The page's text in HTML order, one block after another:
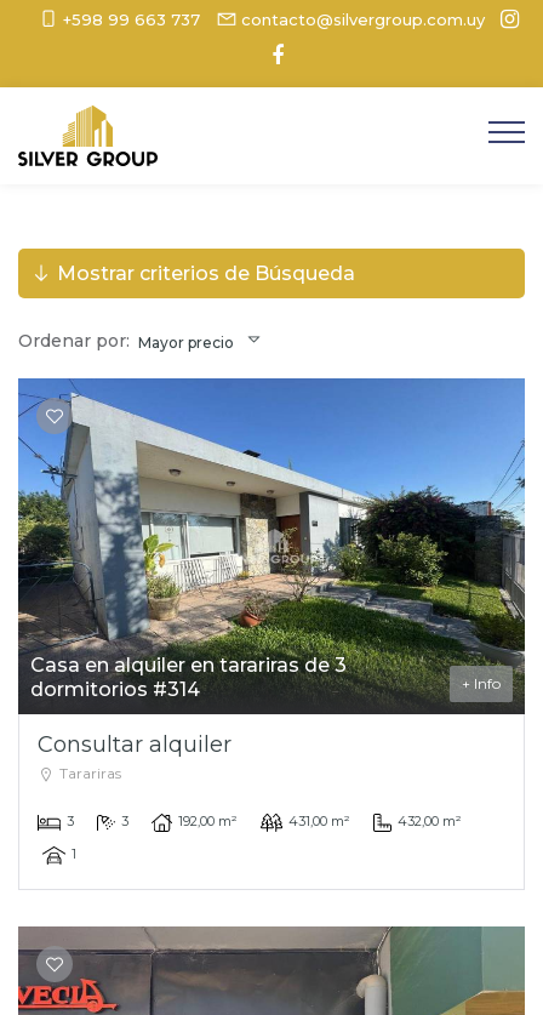
+598 99 663 737 contacto@silvergroup.com.uy
Mostrar criterios de Búsqueda
Ordenar por: Mayor precio
Casa en alquiler en tarariras de 3
dormitorios #314
+ Info
Consultar alquiler
Tarariras
3 3 192,00 m² 431,00 m²
432,00 m²
1